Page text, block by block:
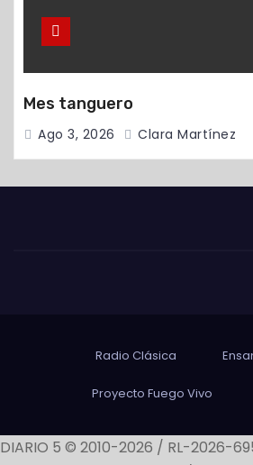
Mes tanguero
Ago 3, 2026 Clara Martínez
Radio Clásica
Proyecto Fuego Vivo
DIARIO 5 © 2010-2026 / RL-2026-